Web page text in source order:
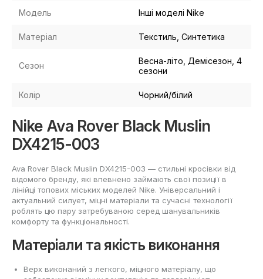
Модель Інші моделі Nike
Матеріал Текстиль, Синтетика
Сезон
Весна-літо, Демісезон, 4
сезони
Колір Чорний/білий
Nike Ava Rover Black Muslin
DX4215-003
Ava Rover Black Muslin DX4215-003 — стильні кросівки від
відомого бренду, які впевнено займають свої позиції в
лінійці топових міських моделей Nike. Універсальний і
актуальний силует, міцні матеріали та сучасні технології
роблять цю пару затребуваною серед шанувальників
комфорту та функціональності.
Матеріали та якість виконання
Верх виконаний з легкого, міцного матеріалу, що